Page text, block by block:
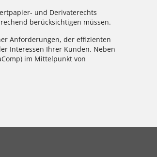
und Derivaterechts
berücksichtigen müssen.
Anforderungen, der effizienten
Interessen Ihrer Kunden. Neben
im Mittelpunkt von